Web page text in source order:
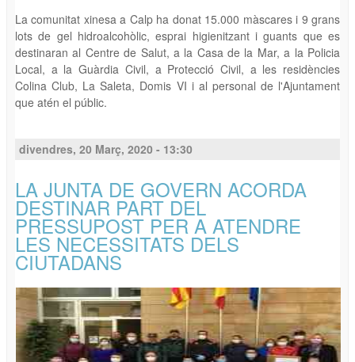
La comunitat xinesa a Calp ha donat 15.000 màscares i 9 grans
lots de gel hidroalcohòlic, esprai higienitzant i guants que es
destinaran al Centre de Salut, a la Casa de la Mar, a la Policia
Local, a la Guàrdia Civil, a Protecció Civil, a les residències
Colina Club, La Saleta, Domis VI i al personal de l'Ajuntament
que atén el públic.
divendres, 20 Març, 2020 - 13:30
LA JUNTA DE GOVERN ACORDA
DESTINAR PART DEL
PRESSUPOST PER A ATENDRE
LES NECESSITATS DELS
CIUTADANS